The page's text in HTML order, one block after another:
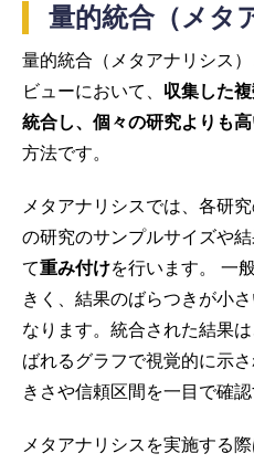
量的統合（メタ
量的統合（メタアナリシス
ビューにおいて、 収集した
統合し、個々の研究よりも
方法です。
メタアナリシスでは、各研
の研究のサンプルサイズや
て重み付けを行います。 一
きく、結果のばらつきが小
なります。統合された結果は
ばれるグラフで視覚的に示
きさや信頼区間を一目で確
メタアナリシスを実施する